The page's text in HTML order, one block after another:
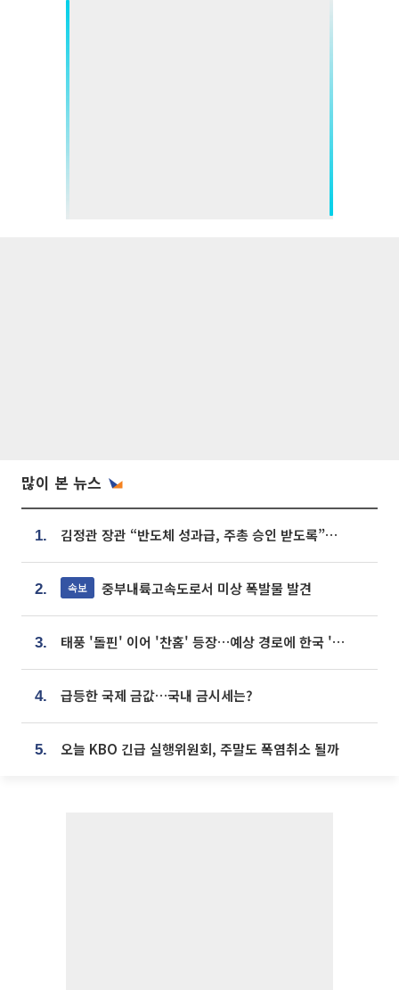
많이 본 뉴스
1. 김정관 장관 “반도체 성과급, 주총 승인 받도록”…상법·자본시장법 개정 시사
2. 속보 중부내륙고속도로서 미상 폭발물 발견
3. 태풍 '돌핀' 이어 '찬홈' 등장…예상 경로에 한국 '한숨'
4. 급등한 국제 금값…국내 금시세는?
5. 오늘 KBO 긴급 실행위원회, 주말도 폭염취소 될까